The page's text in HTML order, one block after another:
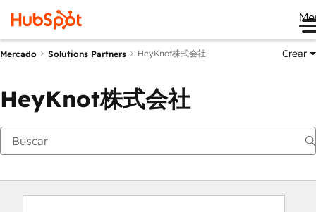
Mercado Solutions Partners HeyKnot株式会社 Crear
HeyKnot株式会社